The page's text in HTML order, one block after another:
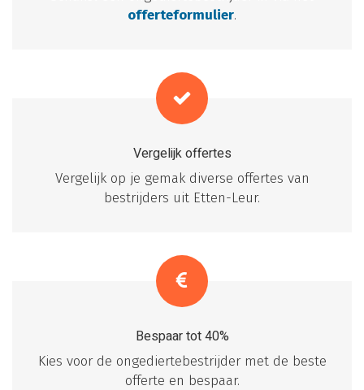
offerteformulier.
Vergelijk offertes
Vergelijk op je gemak diverse offertes van
bestrijders uit Etten-Leur.
Bespaar tot 40%
Kies voor de ongediertebestrijder met de beste
offerte en bespaar.